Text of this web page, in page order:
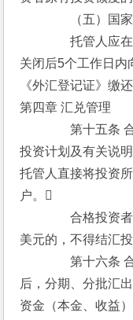
（五）国家外
托管人应在合
关闭后5个工作日内
《外汇登记证》缴
第四章 汇兑管理
第十五条 合格
投资计划及有关说
托管人直接将投资
户。
合格投资者汇
美元的，不得结汇投
第十六条 合格
后，分期、分批汇
资金（本金、收益